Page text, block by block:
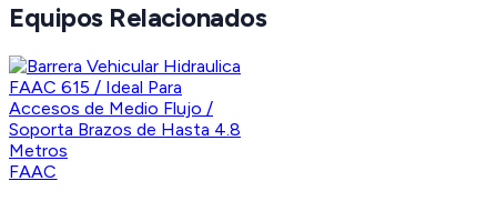
Equipos Relacionados
FAAC